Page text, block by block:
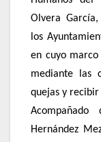
Olvera
los
en cuyo
mediante las
quejas y
Hernández